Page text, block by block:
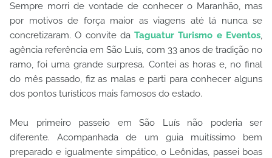
Sempre morri de vontade de conhecer o Maranhão, mas
por motivos de força maior as viagens até lá nunca se
concretizaram. O convite daTaguatur Turismo e Eventos,
agência referência em São Luís, com 33 anos de tradição no
ramo, foi uma grande surpresa. Contei as horas e, no final
do mês passado, fiz as malas e parti para conhecer alguns
dos pontos turísticos mais famosos do estado.
Meu primeiro passeio em São Luís não poderia ser
diferente. Acompanhada de um guia muitíssimo bem
preparado e igualmente simpático, o Leônidas, passei boas